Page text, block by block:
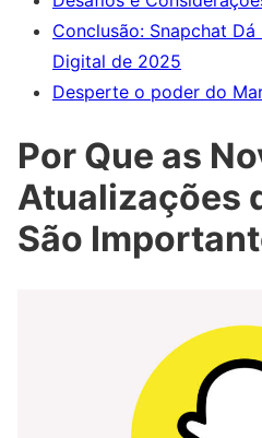
Conclusão: Snapchat
Digital de 2025
Desperte o poder do
Por Que as
Atualizações
São